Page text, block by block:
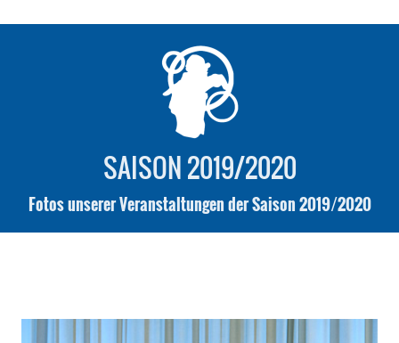
SAISON 2019/2020
Fotos unserer Veranstaltungen der Saison 2019/2020